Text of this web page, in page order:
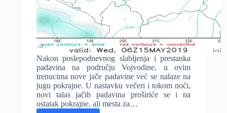
Nakon poslepodnevnog slabljenja i prestanka
padavina na području Vojvodine, u ovim
trenucima nove jače padavine već se nalaze na
jugu pokrajne. U nastavku večeri i tokom noći,
novi talas jačih padavina proširiće se i na
ostatak pokrajne, ali mesta za…